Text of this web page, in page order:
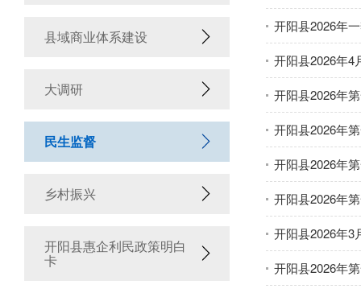
县域商业体系建设
大调研
民生监督
乡村振兴
开阳县惠企利民政策明白
卡
开阳县2026年
开阳县2026年4
开阳县2026年
开阳县2026年
开阳县2026年
开阳县2026年
开阳县2026年3
开阳县2026年